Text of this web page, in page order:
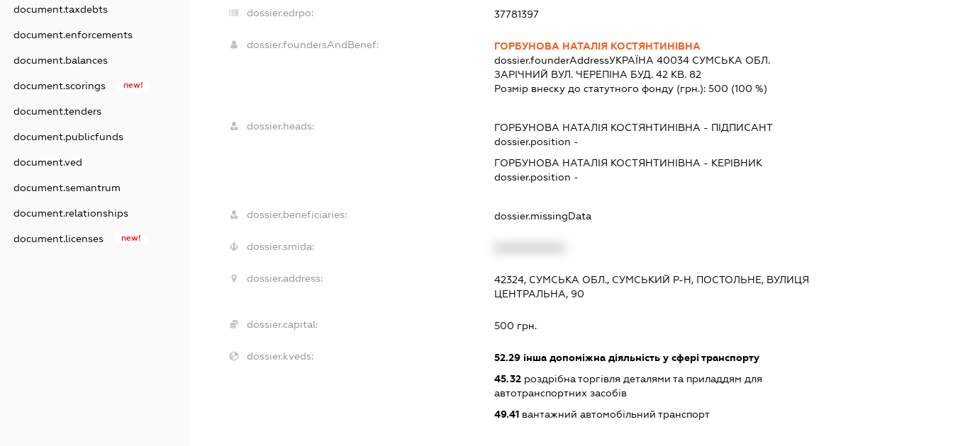
document.taxdebts
document.enforcements
document.balances
document.scorings new!
document.tenders
document.publicfunds
document.ved
document.semantrum
document.relationships
document.licenses new!
dossier.edrpo: 37781397
dossier.foundersAndBenef:
ГОРБУНОВА НАТАЛІЯ КОСТЯНТИНІВНА
dossier.founderAddressУКРАЇНА 40034 СУМСЬКА ОБЛ.
ЗАРІЧНИЙ ВУЛ. ЧЕРЕПІНА БУД. 42 КВ. 82
Розмір внеску до статутного фонду (грн.):500 (100 %)
dossier.heads: ГОРБУНОВА НАТАЛІЯ КОСТЯНТИНІВНА - ПІДПИСАНТ
dossier.position -
ГОРБУНОВА НАТАЛІЯ КОСТЯНТИНІВНА - КЕРІВНИК
dossier.position -
dossier.beneficiaries: dossier.missingData
dossier.smida:
dossier.address:
42324, СУМСЬКА ОБЛ., СУМСЬКИЙ Р-Н, ПОСТОЛЬНЕ, ВУЛИЦЯ
ЦЕНТРАЛЬНА, 90
dossier.capital: 500 грн.
dossier.kveds: 52.29 інша допоміжна діяльність у сфері транспорту
45.32 роздрібна торгівля деталями та приладдям для
автотранспортних засобів
49.41 вантажний автомобільний транспорт